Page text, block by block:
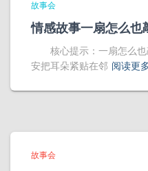
故事会
情感故事一扇怎么也
核心提示：一扇怎么也
安把耳朵紧贴在邻 阅读更
故事会